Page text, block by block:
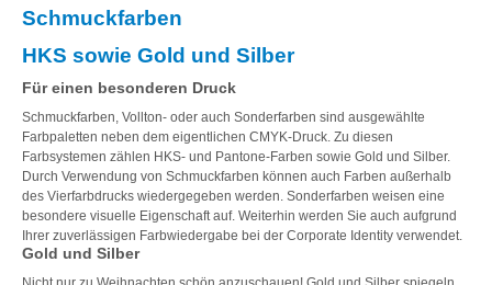
Schmuckfarben
HKS sowie Gold und Silber
Für einen besonderen Druck
Schmuckfarben, Vollton- oder auch Sonderfarben sind ausgewählte
Farbpaletten neben dem eigentlichen CMYK-Druck. Zu diesen
Farbsystemen zählen HKS- und Pantone-Farben sowie Gold und Silber.
Durch Verwendung von Schmuckfarben können auch Farben außerhalb
des Vierfarbdrucks wiedergegeben werden. Sonderfarben weisen eine
besondere visuelle Eigenschaft auf. Weiterhin werden Sie auch aufgrund
Ihrer zuverlässigen Farbwiedergabe bei der Corporate Identity verwendet.
Gold und Silber